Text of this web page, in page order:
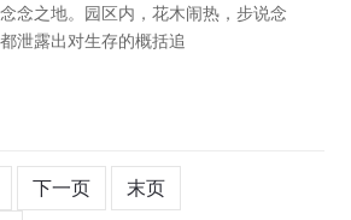
念之地。园区内，花木闹热，步说念
泄露出对生存的概括追
下一页 末页